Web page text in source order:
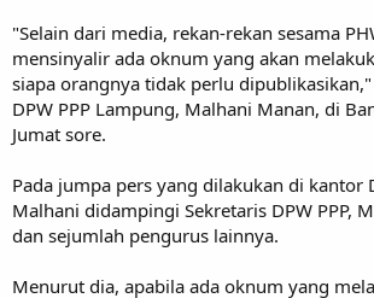
"Selain dari media, rekan-rekan sesama
mensinyalir ada oknum yang akan
siapa orangnya tidak perlu dipublikasikan,"
DPW PPP Lampung, Malhani Manan, di
Jumat sore.
Pada jumpa pers yang dilakukan di kantor
Malhani didampingi Sekretaris DPW PPP,
dan sejumlah pengurus lainnya.
Menurut dia, apabila ada oknum yang